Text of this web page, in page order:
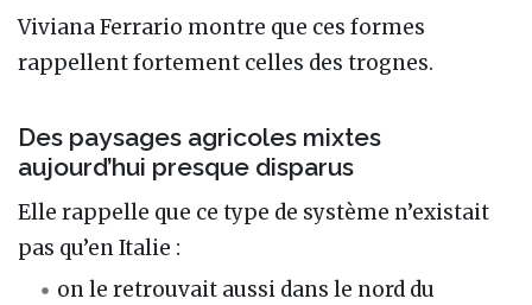
Viviana Ferrario montre que ces formes
rappellent fortement celles des trognes.
Des paysages agricoles mixtes
aujourd’hui presque disparus
Elle rappelle que ce type de système n’existait
pas qu’en Italie :
on le retrouvait aussi dans le nord du